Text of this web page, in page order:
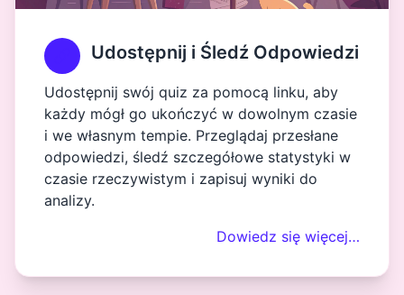
Udostępnij i Śledź Odpowiedzi
Udostępnij swój quiz za pomocą linku, aby
każdy mógł go ukończyć w dowolnym czasie
i we własnym tempie. Przeglądaj przesłane
odpowiedzi, śledź szczegółowe statystyki w
czasie rzeczywistym i zapisuj wyniki do
analizy.
Dowiedz się więcej…